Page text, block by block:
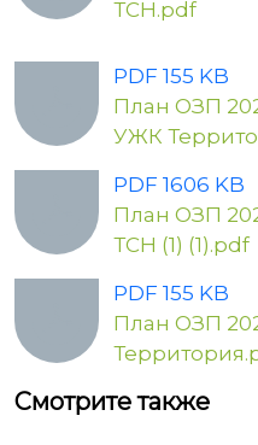
ТСН.pdf
PDF 155 KB
План ОЗП
УЖК
PDF 1606 KB
План ОЗП
ТСН (1) (1).pdf
PDF 155 KB
План ОЗП
Смотрите также